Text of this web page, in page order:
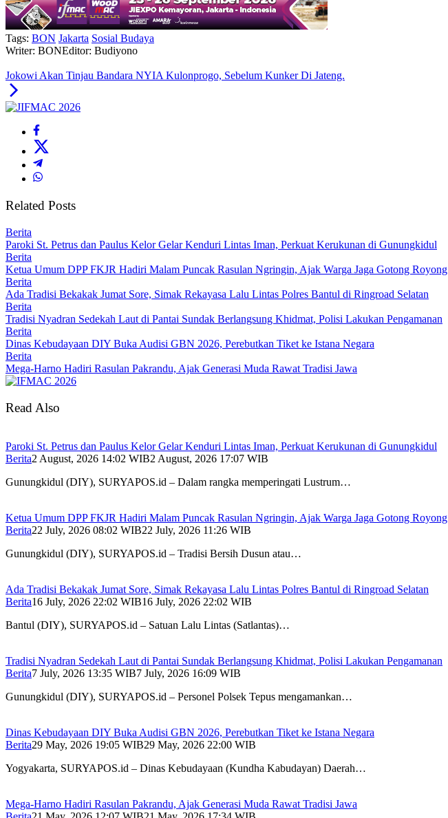
Tags: BON Jakarta Sosial Budaya
Writer: BONEditor: Budiyono
Jokowi Akan Tinjau Bandara NYIA Kulonprogo, Sebelum Kunker Di Jateng.
Related Posts
Berita
Paroki St. Petrus dan Paulus Kelor Gelar Kenduri Lintas Iman, Perkuat Kerukunan di Gunungkidul
Berita
Ketua Umum DPP FKJR Hadiri Malam Puncak Rasulan Ngringin, Ajak Warga Jaga Gotong Royong
Berita
Ada Tradisi Bekakak Jumat Sore, Simak Rekayasa Lalu Lintas Polres Bantul di Ringroad Selatan
Berita
Tradisi Nyadran Sedekah Laut di Pantai Sundak Berlangsung Khidmat, Polisi Lakukan Pengamanan
Berita
Dinas Kebudayaan DIY Buka Audisi GBN 2026, Perebutkan Tiket ke Istana Negara
Berita
Mega-Harno Hadiri Rasulan Pakrandu, Ajak Generasi Muda Rawat Tradisi Jawa
Read Also
Paroki St. Petrus dan Paulus Kelor Gelar Kenduri Lintas Iman, Perkuat Kerukunan di Gunungkidul
Berita2 August, 2026 14:02 WIB2 August, 2026 17:07 WIB
Gunungkidul (DIY), SURYAPOS.id – Dalam rangka memperingati Lustrum…
Ketua Umum DPP FKJR Hadiri Malam Puncak Rasulan Ngringin, Ajak Warga Jaga Gotong Royong
Berita22 July, 2026 08:02 WIB22 July, 2026 11:26 WIB
Gunungkidul (DIY), SURYAPOS.id – Tradisi Bersih Dusun atau…
Ada Tradisi Bekakak Jumat Sore, Simak Rekayasa Lalu Lintas Polres Bantul di Ringroad Selatan
Berita16 July, 2026 22:02 WIB16 July, 2026 22:02 WIB
Bantul (DIY), SURYAPOS.id – Satuan Lalu Lintas (Satlantas)…
Tradisi Nyadran Sedekah Laut di Pantai Sundak Berlangsung Khidmat, Polisi Lakukan Pengamanan
Berita7 July, 2026 13:35 WIB7 July, 2026 16:09 WIB
Gunungkidul (DIY), SURYAPOS.id – Personel Polsek Tepus mengamankan…
Dinas Kebudayaan DIY Buka Audisi GBN 2026, Perebutkan Tiket ke Istana Negara
Berita29 May, 2026 19:05 WIB29 May, 2026 22:00 WIB
Yogyakarta, SURYAPOS.id – Dinas Kebudayaan (Kundha Kabudayan) Daerah…
Mega-Harno Hadiri Rasulan Pakrandu, Ajak Generasi Muda Rawat Tradisi Jawa